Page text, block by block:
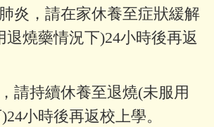
炎，請在家休養至症狀緩解
退燒藥情況下)24小時後再返
請持續休養至退燒(未服用
小時後再返校上學。